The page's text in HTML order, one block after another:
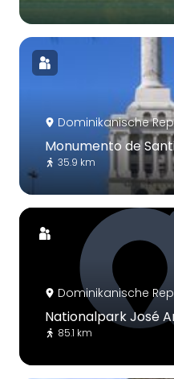
Dominikanische
Monumento de
35.9 km
Dominikanische
Nationalpark José
85.1 km